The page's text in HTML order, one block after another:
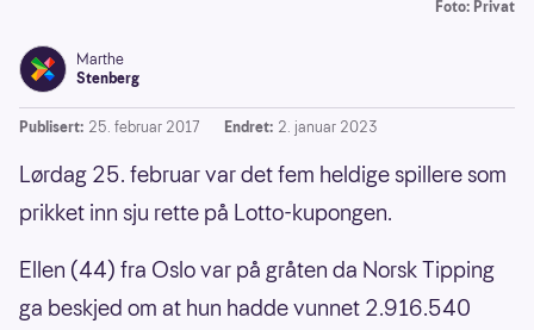
Foto: Privat
Marthe
Stenberg
Publisert: 25. februar 2017 Endret: 2. januar 2023
Lørdag 25. februar var det fem heldige spillere som
prikket inn sju rette på Lotto-kupongen.
Ellen (44) fra Oslo var på gråten da Norsk Tipping
ga beskjed om at hun hadde vunnet 2.916.540